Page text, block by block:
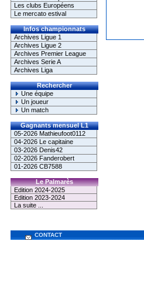
Les clubs Européens
Le mercato estival
Infos championnats
Archives Ligue 1
Archives Ligue 2
Archives Premier League
Archives Serie A
Archives Liga
Rechercher
Une équipe
Un joueur
Un match
Gagnants mensuel L1
05-2026 Mathieufoot0112
04-2026 Le capitaine
03-2026 Denis42
02-2026 Fanderobert
01-2026 CB7588
Le Palmarès
Edition 2024-2025
Edition 2023-2024
La suite ...
CONTACT